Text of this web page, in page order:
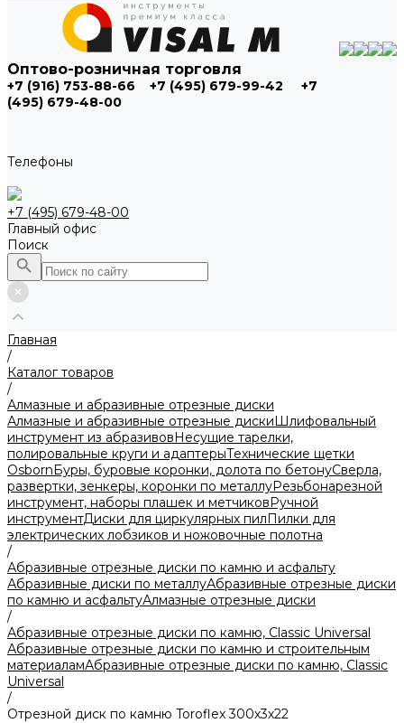
Оптово-розничная торговля
+7 (916) 753-88-66 +7 (495) 679-99-42
+7
(495) 679-48-00
Телефоны
+7 (495) 679-48-00
Главный офис
Поиск
Главная
/
Каталог товаров
/
Алмазные и абразивные отрезные диски
Алмазные и абразивные отрезные дискиШлифовальный
инструмент из абразивовНесущие тарелки,
полировальные круги и адаптерыТехнические щетки
OsbornБуры, буровые коронки, долота по бетонуСверла,
развертки, зенкеры, коронки по металлуРезьбонарезной
инструмент, наборы плашек и метчиковРучной
инструментДиски для циркулярных пилПилки для
электрических лобзиков и ножовочные полотна
/
Абразивные отрезные диски по камню и асфальту
Абразивные диски по металлуАбразивные отрезные диски
по камню и асфальтуАлмазные отрезные диски
/
Абразивные отрезные диски по камню, Classic Universal
Абразивные отрезные диски по камню и строительным
материаламАбразивные отрезные диски по камню, Classic
Universal
/
Отрезной диск по камню Toroflex 300х3х22